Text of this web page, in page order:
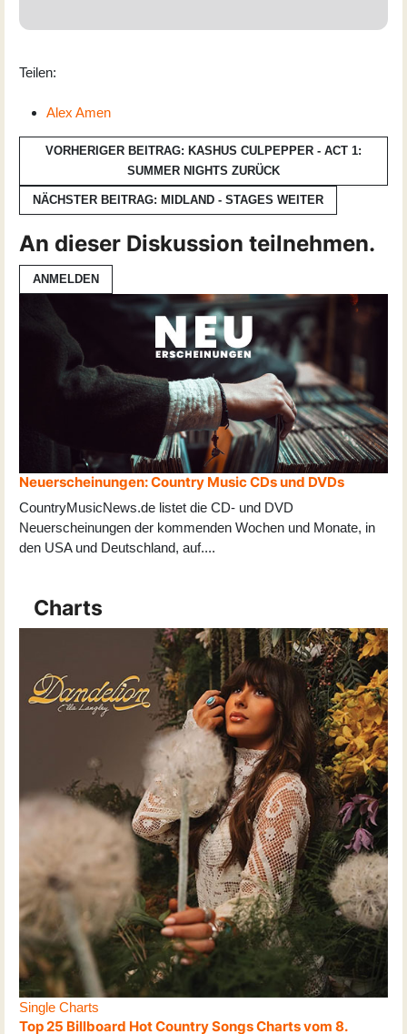
Teilen:
Alex Amen
VORHERIGER BEITRAG: KASHUS CULPEPPER - ACT 1:
SUMMER NIGHTS ZURÜCK
NÄCHSTER BEITRAG: MIDLAND - STAGES WEITER
An dieser Diskussion teilnehmen.
ANMELDEN
Neuerscheinungen: Country Music CDs und DVDs
CountryMusicNews.de listet die CD- und DVD
Neuerscheinungen der kommenden Wochen und Monate, in
den USA und Deutschland, auf....
Charts
Single Charts
Top 25 Billboard Hot Country Songs Charts vom 8.